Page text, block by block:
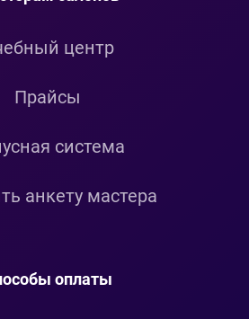
центр
Прайсы
система
анкету мастера
оплаты